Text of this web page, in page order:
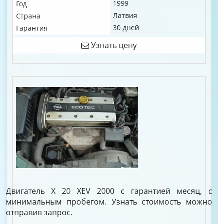
Год
1999
Страна
Латвия
Гарантия
30 дней
Узнать цену
Двигатель X 20 XEV 2000 с гарантией месяц, с
минимальным пробегом. Узнать стоимость можно
отправив запрос.